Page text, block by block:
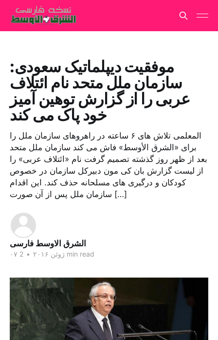
موفقیت دیپلماتیک سعودی:
سازمان ملل متحد نام ائتلاف
عربی را از گزارش توهین آمیز
خود پاک می کند
المعلمی تلاش های ۶ ساعته در راهروهای سازمان ملل را
برای «الشرق الأوسط» فاش می کند سازمان ملل متحد
بعد از ظهر روز گذشته تصمیم گرفت نام «ائتلاف عربی» را
از لیست گزارش بان کی مون دبیرکل سازمان در خصوص
کودکان و درگیری های مسلحانه حذف کند. این اقدام
سازمان ملل پس از آن صورت […]
الشرق الاوسط فارسی
۰۷ ژوئن ۲۰۱۶ • 2 min read